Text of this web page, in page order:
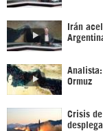
Irán
Ormuz
Crisis